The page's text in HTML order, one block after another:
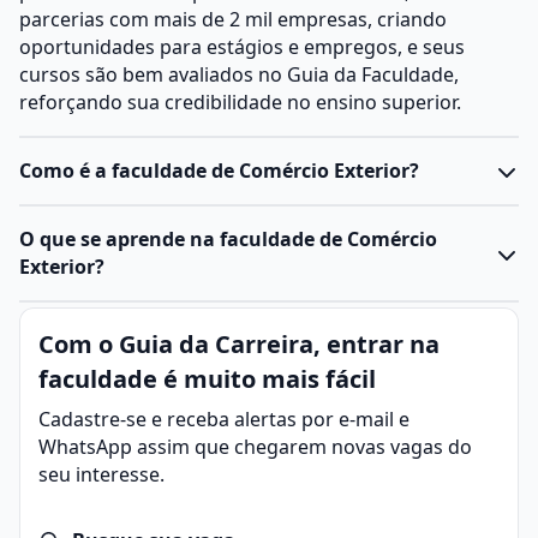
parcerias com mais de 2 mil empresas, criando
oportunidades para estágios e empregos, e seus
cursos são bem avaliados no Guia da Faculdade,
reforçando sua credibilidade no ensino superior.
Como é a faculdade de Comércio Exterior?
O curso de Comércio Exterior é desenvolvido em nível
de graduação tecnológica, com carga horária mínima
Conforme proposto pelo Ministério da Educação
(MEC), por meio do Catálogo Nacional de Cursos
Superiores de Tecnologia, seu objetivo é capacitar
e exportação, gestão logística e aduaneira,
negociações tributárias e cambiais, além de pesquisas
e prospecção de mercados internacionais.
O que se aprende na faculdade de Comércio
Exterior?
O curso deComércio Exterior
apresenta uma área
que gerencia as transações comerciais entre países,
lidando com processos de exportação, importação e
acordos internacionais. O objetivo é garantir que as
operações sejam realizadas em conformidade com as
normas alfandegárias e políticas econômicas.
em planejamento, gestão e operacionalização de
Com o Guia da Carreira, entrar na
faculdade é muito mais fácil
Cadastre-se e receba alertas por e-mail e
WhatsApp assim que chegarem novas vagas do
seu interesse.